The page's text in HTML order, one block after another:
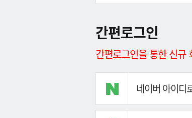
간편로그인
간편로그인을 통한 신규
네이버 아이디